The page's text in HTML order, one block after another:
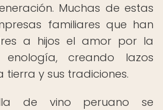
Muchas de estas
familiares que han
a hijos el amor por la
creando lazos
tierra y sus tradiciones.
de vino peruano se